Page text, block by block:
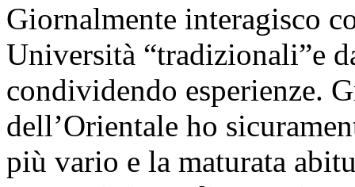
Giornalmente interagisco
Università “tradizionali”e
condividendo esperienze.
dell’Orientale ho
più vario e la maturata